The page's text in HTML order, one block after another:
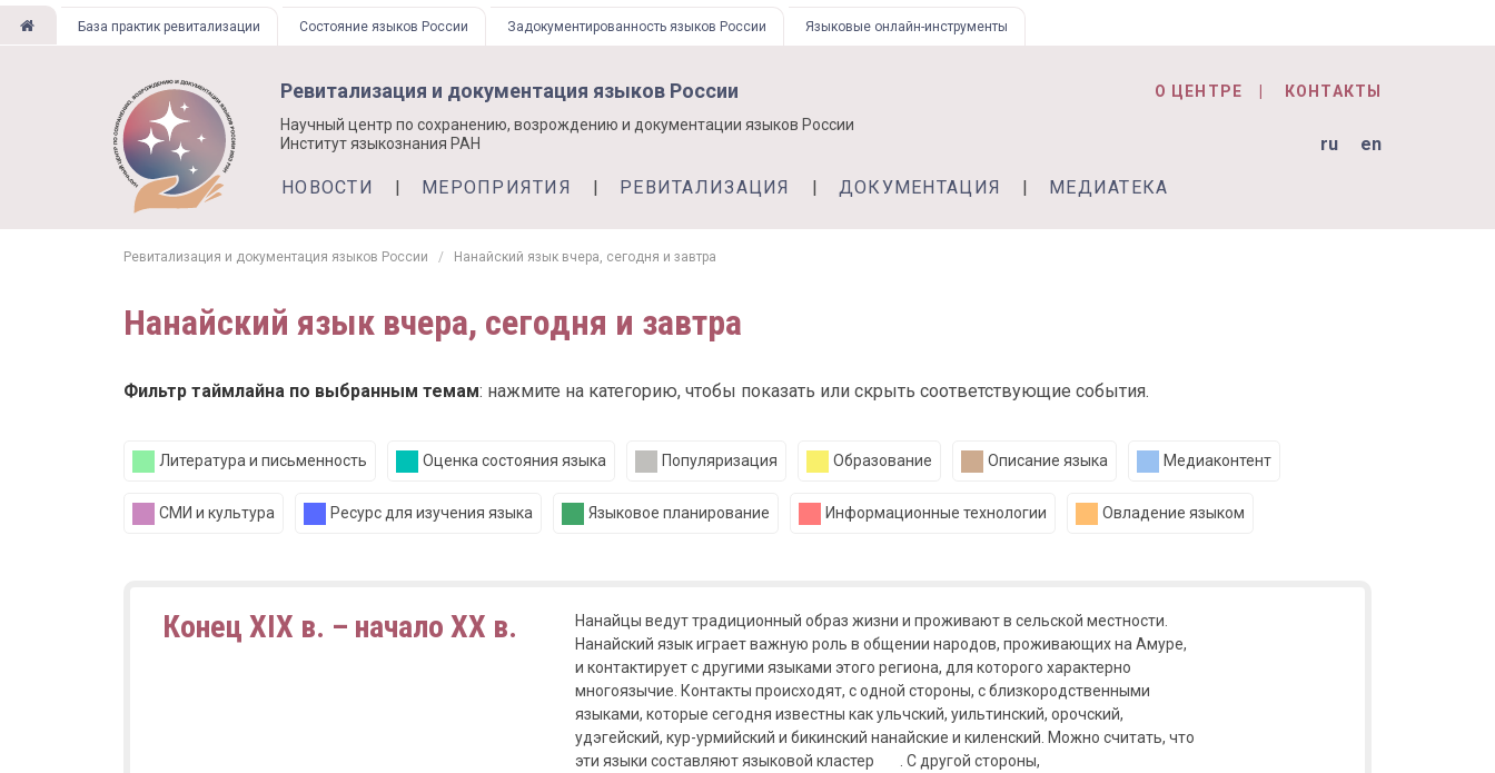
Перейти
к
База практик ревитализации Состояние языков России Задокументированность языков России Языковые онлайн-инструменты
Ревитализация и документация языков России
Научный центр по сохранению, возрождению и документации языков России
Институт языкознания РАН
О ЦЕНТРЕ КОНТАКТЫ
ru en
НОВОСТИ МЕРОПРИЯТИЯ РЕВИТАЛИЗАЦИЯ ДОКУМЕНТАЦИЯ МЕДИАТЕКА
Ревитализация и документация языков России Нанайский язык вчера, сегодня и завтра
Нанайский язык вчера, сегодня и завтра
Фильтр таймлайна по выбранным темам: нажмите на категорию, чтобы показать или скрыть соответствующие события.
Литература и письменность Оценка состояния языка Популяризация Образование Описание языка Медиаконтент
СМИ и культура Ресурс для изучения языка Языковое планирование Информационные технологии Овладение языком
Конец XIX в. – начало XX в.
Нанайцы ведут традиционный образ жизни и проживают в сельской местности.
Нанайский язык играет важную роль в общении народов, проживающих на Амуре,
и контактирует с другими языками этого региона, для которого характерно
многоязычие. Контакты происходят, с одной стороны, с близкородственными
языками, которые сегодня известны как ульчский, уильтинский, орочский,
удэгейский, кур-урмийский и бикинский нанайские и киленский. Можно считать, что
эти языки составляют языковой кластер
. С другой стороны,